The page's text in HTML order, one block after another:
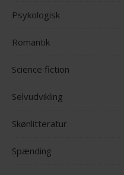
Psykologisk
Romantik
Science fiction
Selvudvikling
Skønlitteratur
Spænding